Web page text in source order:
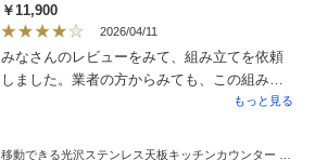
￥11,900
2026/04/11
みなさんのレビューをみて、組み立てを依頼
しました。業者の方からみても、この組み立
ては難しいらしいです。ならば、完成品を提
思いました。商品自体は、まあまあの使い勝
もっと見る